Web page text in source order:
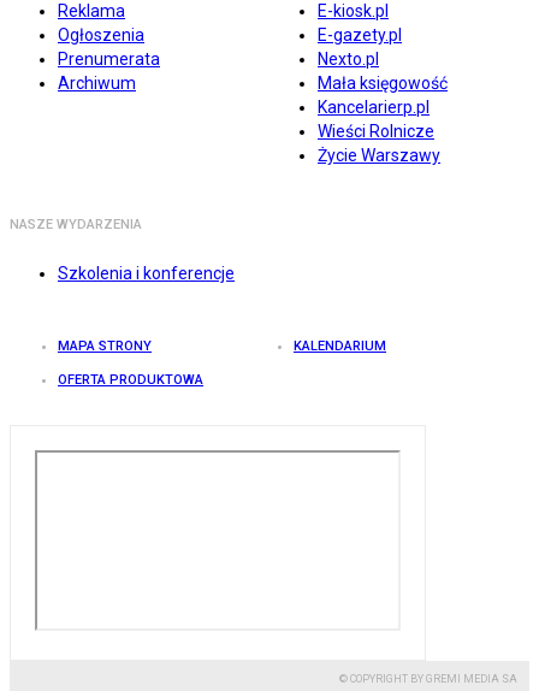
Reklama
Ogłoszenia
Prenumerata
Archiwum
E-kiosk.pl
E-gazety.pl
Nexto.pl
Mała księgowość
Kancelarierp.pl
Wieści Rolnicze
Życie Warszawy
NASZE WYDARZENIA
Szkolenia i konferencje
MAPA STRONY KALENDARIUM
OFERTA PRODUKTOWA
© COPYRIGHT BY GREMI MEDIA SA